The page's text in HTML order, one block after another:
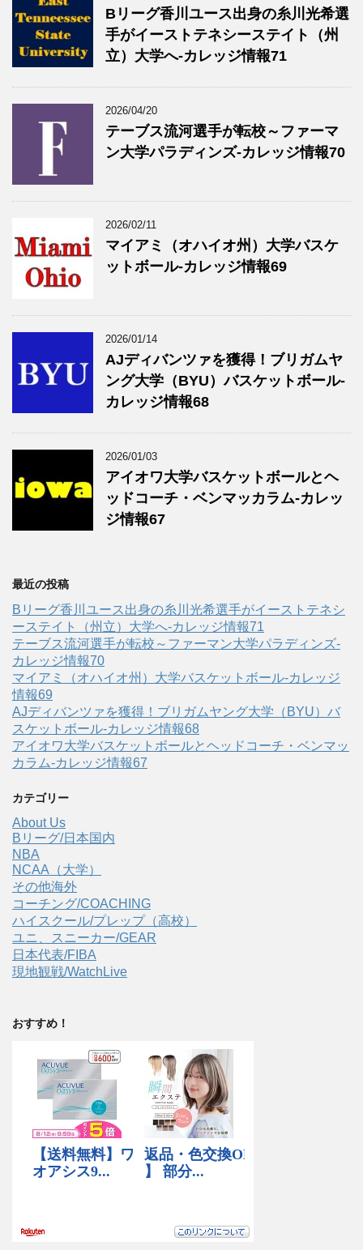
Bリーグ香川ユース出身の糸川光希選
手がイーストテネシーステイト（州
立）大学へ‐カレッジ情報71
2026/04/20
テーブス流河選手が転校～ファーマ
ン大学パラディンズ-カレッジ情報70
2026/02/11
マイアミ（オハイオ州）大学バスケ
ットボール-カレッジ情報69
2026/01/14
AJディバンツァを獲得！ブリガムヤ
ング大学（BYU）バスケットボール-
カレッジ情報68
2026/01/03
アイオワ大学バスケットボールとヘ
ッドコーチ・ベンマッカラム-カレッ
ジ情報67
最近の投稿
Bリーグ香川ユース出身の糸川光希選手がイーストテネシ
ーステイト（州立）大学へ‐カレッジ情報71
テーブス流河選手が転校～ファーマン大学パラディンズ-
カレッジ情報70
マイアミ（オハイオ州）大学バスケットボール-カレッジ
情報69
AJディバンツァを獲得！ブリガムヤング大学（BYU）バ
スケットボール-カレッジ情報68
アイオワ大学バスケットボールとヘッドコーチ・ベンマッ
カラム-カレッジ情報67
カテゴリー
About Us
Bリーグ/日本国内
NBA
NCAA（大学）
その他海外
コーチング/COACHING
ハイスクール/プレップ（高校）
ユニ、スニーカー/GEAR
日本代表/FIBA
現地観戦/WatchLive
おすすめ！